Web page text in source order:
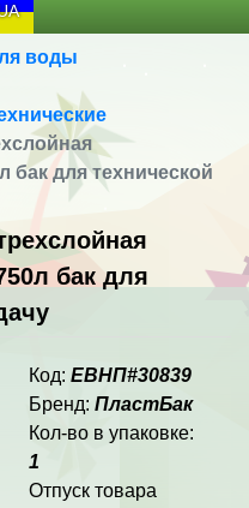
воды
бак для технической
бак для
Код: ЕВНП#30839
Бренд: ПластБак
Кол-во в упаковке:
1
Отпуск товара